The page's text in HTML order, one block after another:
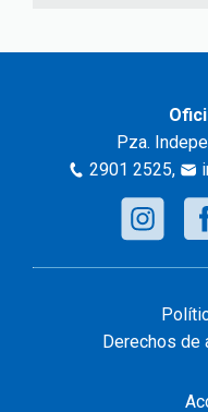
Pza.
2901 2525,
Derechos de